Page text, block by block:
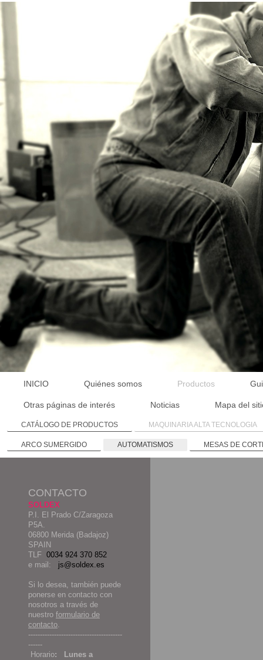
INICIO Quiénes somos Productos
Otras páginas de interés Noticias Mapa del
CATÁLOGO DE PRODUCTOS MAQUINARIA ALTA TECNOLOGIA
ARCO SUMERGIDO AUTOMATISMOS MESAS DE
CONTACTO
SOLDEX
P.I. El Prado C/Zaragoza
P5A.
06800 Merida (Badajoz)
SPAIN
TLF 0034 924 370 852
e mail:
js@soldex.es
Si lo desea, también puede
ponerse en contacto con
nosotros a través de
nuestro formulario de
contacto.
----------------------------------------
------
Horario: Lunes a